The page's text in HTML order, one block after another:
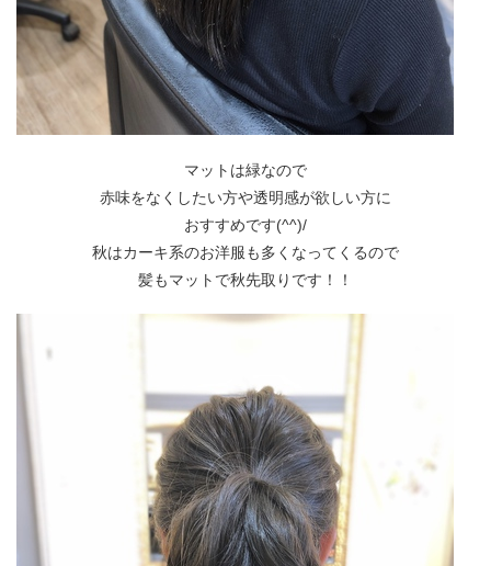
マットは緑なので
赤味をなくしたい方や透明感が欲しい方に
おすすめです(^^)/
秋はカーキ系のお洋服も多くなってくるので
髪もマットで秋先取りです！！